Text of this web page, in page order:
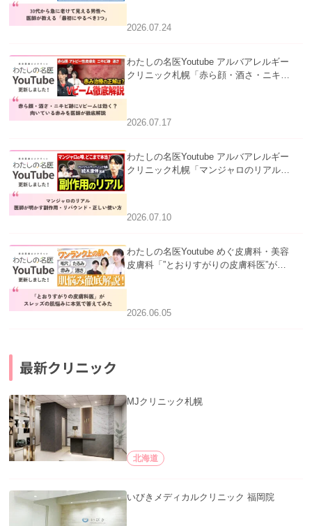
べき3つ」」を公開いたしました。
2026.07.24
わたしの名医Youtube アルバアレルギー
クリニック札幌「赤ら顔・酒さ・ニキビ
医師が徹底解説」を公開いたしました。
2026.07.17
わたしの名医Youtube アルバアレルギー
クリニック札幌「マンジャロのリアル｜
い使い方」を公開いたしました。
2026.07.10
わたしの名医Youtube めぐ皮膚科・美容
皮膚科「”とおりすがりの皮膚科医”がス
公開いたしました。
2026.06.05
最新クリニック
MJクリニック札幌
北海道
いびきメディカルクリニック 福岡院